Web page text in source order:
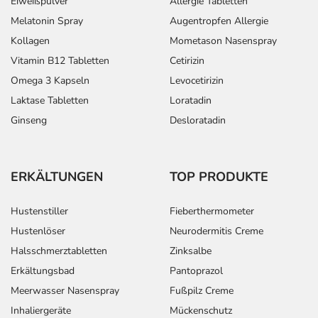
Strahlung (EMV). Verwenden Sie es dennoch nicht in der
Nähe von Mobilgeräten oder elektrischen oder
elektronischen Geräten, die elektromagnetische
Strahlungen abgeben, da diese den einwandfreien
Betrieb des Messgerätes beeinträchtigen können.
Im Lieferumfang sind enthalten: 2 Lithium-Mangan-
Dioxid CR2032
BERLIN-CHEMIE AG
12489 Berlin
Angaben gem. EU-Produktsicherheitsverordnung (GPSR)
anzeigen
DasPDF des Beipackzettels
können Sie sich oben
Melatonin Spray
Kollagen
Vitamin B12 Tabletten
Omega 3 Kapseln
Laktase Tabletten
Ginseng
Augentropfen Allergie
Mometason Nasenspray
Cetirizin
Levocetirizin
Loratadin
Desloratadin
ERKÄLTUNGEN
Hustenstiller
Hustenlöser
Halsschmerztabletten
Erkältungsbad
Meerwasser Nasenspray
Inhaliergeräte
TOP PRODUKTE
Fieberthermometer
Neurodermitis Creme
Zinksalbe
Pantoprazol
Fußpilz Creme
Mückenschutz